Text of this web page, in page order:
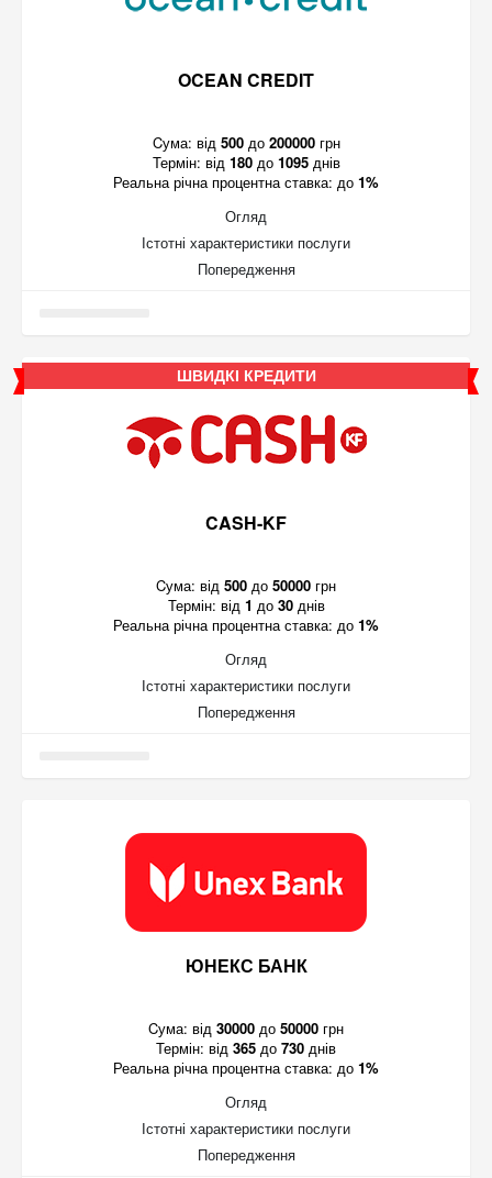
OCEAN CREDIT
Cума: від 500до 200000грн
Термін: від 180до 1095днів
Реальна річна процентна ставка: до 1%
Огляд
Істотні характеристики послуги
Попередження
ШВИДКІ КРЕДИТИ
CASH-KF
Cума: від 500 до 50000 грн
Термін: від 1 до 30днів
Реальна річна процентна ставка: до 1%
Огляд
Істотні характеристики послуги
Попередження
ЮНЕКС БАНК
Cума: від 30000 до 50000 грн
Термін: від 365 до 730 днів
Реальна річна процентна ставка: до 1%
Огляд
Істотні характеристики послуги
Попередження